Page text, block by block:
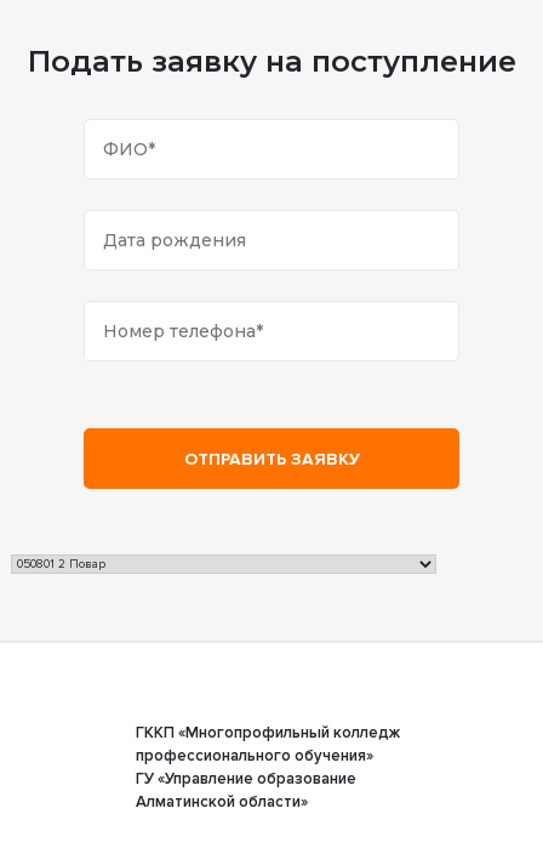
Подать заявку на поступление
ГККП «Многопрофильный колледж
профессионального обучения»
ГУ «Управление образование
Алматинской области»